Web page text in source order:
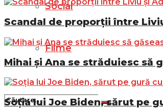
Social
Filme
Scandal de proporții între
Mihai și Ana se străduiesc să
Soția lui Joe Biden, sărut pe